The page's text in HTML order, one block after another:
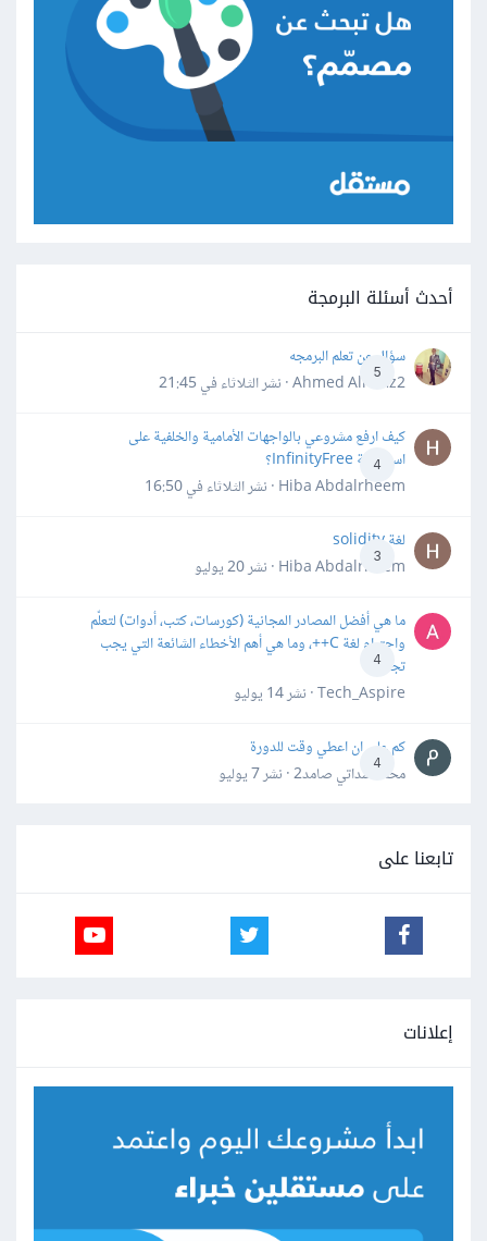
أحدث أسئلة البرمجة
5
سؤال عن تعلم البرمجه
Ahmed Alhafiz2 · نشر
الثلاثاء في 21:45
4
كيف ارفع مشروعي بالواجهات الأمامية والخلفية على
استضافة InfinityFree؟
Hiba Abdalrheem · نشر
الثلاثاء في 16:50
3
لغة solidity
Hiba Abdalrheem · نشر
20 يوليو
4
ما هي أفضل المصادر المجانية (كورسات، كتب، أدوات) لتعلّم
واحترام لغة C++، وما هي أهم الأخطاء الشائعة التي يجب
تجنبها؟
Tech_Aspire · نشر
14 يوليو
4
كم علي ان اعطي وقت للدورة
محمد سداتي صامد2 · نشر
7 يوليو
تابعنا على
إعلانات